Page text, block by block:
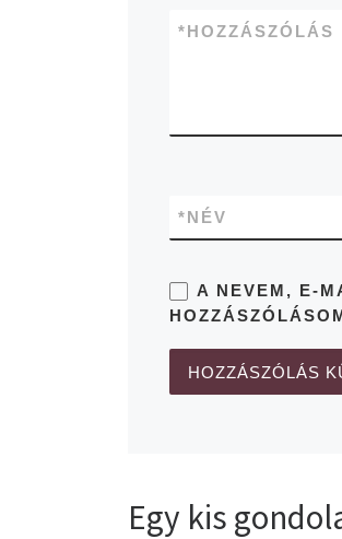
HOZZÁSZÓLÁS
*
NÉV
*
A NEVEM, E-
Egy kis